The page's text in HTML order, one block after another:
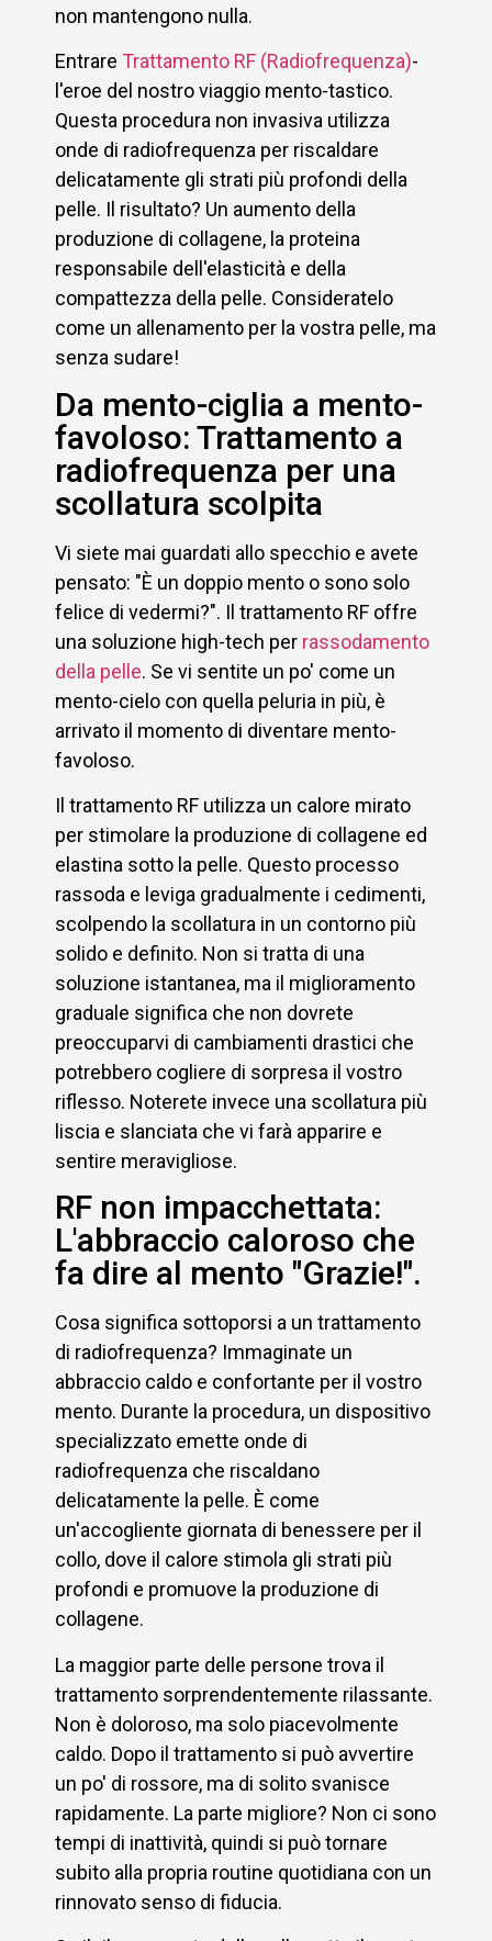
non mantengono nulla.
Entrare Trattamento RF (Radiofrequenza)-
l'eroe del nostro viaggio mento-tastico.
Questa procedura non invasiva utilizza
onde di radiofrequenza per riscaldare
delicatamente gli strati più profondi della
pelle. Il risultato? Un aumento della
produzione di collagene, la proteina
responsabile dell'elasticità e della
compattezza della pelle. Consideratelo
come un allenamento per la vostra pelle, ma
senza sudare!
Da mento-ciglia a mento-
favoloso: Trattamento a
radiofrequenza per una
scollatura scolpita
Vi siete mai guardati allo specchio e avete
pensato: "È un doppio mento o sono solo
felice di vedermi?". Il trattamento RF offre
una soluzione high-tech per rassodamento
della pelle. Se vi sentite un po' come un
mento-cielo con quella peluria in più, è
arrivato il momento di diventare mento-
favoloso.
Il trattamento RF utilizza un calore mirato
per stimolare la produzione di collagene ed
elastina sotto la pelle. Questo processo
rassoda e leviga gradualmente i cedimenti,
scolpendo la scollatura in un contorno più
solido e definito. Non si tratta di una
soluzione istantanea, ma il miglioramento
graduale significa che non dovrete
preoccuparvi di cambiamenti drastici che
potrebbero cogliere di sorpresa il vostro
riflesso. Noterete invece una scollatura più
liscia e slanciata che vi farà apparire e
sentire meravigliose.
RF non impacchettata:
L'abbraccio caloroso che
fa dire al mento "Grazie!".
Cosa significa sottoporsi a un trattamento
di radiofrequenza? Immaginate un
abbraccio caldo e confortante per il vostro
mento. Durante la procedura, un dispositivo
specializzato emette onde di
radiofrequenza che riscaldano
delicatamente la pelle. È come
un'accogliente giornata di benessere per il
collo, dove il calore stimola gli strati più
profondi e promuove la produzione di
collagene.
La maggior parte delle persone trova il
trattamento sorprendentemente rilassante.
Non è doloroso, ma solo piacevolmente
caldo. Dopo il trattamento si può avvertire
un po' di rossore, ma di solito svanisce
rapidamente. La parte migliore? Non ci sono
tempi di inattività, quindi si può tornare
subito alla propria routine quotidiana con un
rinnovato senso di fiducia.